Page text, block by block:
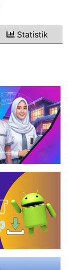
Statistik